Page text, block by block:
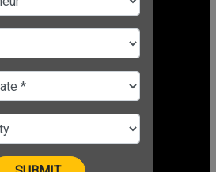
बिजनेस बनाने के इन तीन
आपको जरूर जानना
Aug 24, 2021 12:34 PM IST